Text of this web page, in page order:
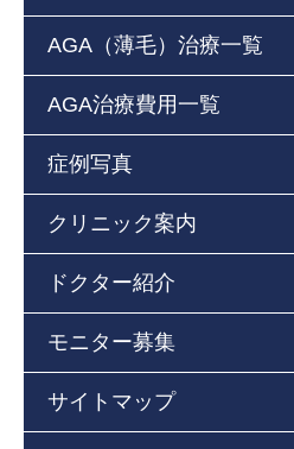
AGA（薄毛）治療一覧
AGA治療費用一覧
症例写真
クリニック案内
ドクター紹介
モニター募集
サイトマップ